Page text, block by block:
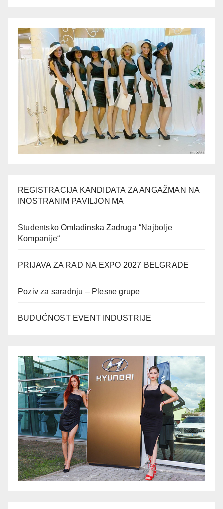
REGISTRACIJA KANDIDATA ZA ANGAŽMAN NA
INOSTRANIM PAVILJONIMA
Studentsko Omladinska Zadruga “Najbolje
Kompanije“
PRIJAVA ZA RAD NA EXPO 2027 BELGRADE
Poziv za saradnju – Plesne grupe
BUDUĆNOST EVENT INDUSTRIJE